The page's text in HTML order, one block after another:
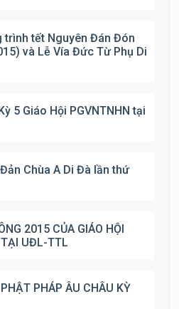
trình tết Nguyên Đán Đón
và Lễ Vía Đức Từ Phụ Di
5 Giáo Hội PGVNTNHN tại
Chùa A Di Đà lần thứ
2015 CỦA GIÁO HỘI
TẠI UĐL-TTL
PHÁP ÂU CHÂU KỲ